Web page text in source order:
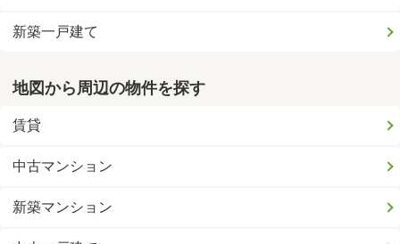
新築一戸建て
地図から周辺の物件を探す
賃貸
中古マンション
新築マンション